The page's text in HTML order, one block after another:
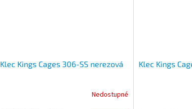
Klec Kings Cages 306-SS nerezová
Nedostupné
Klec Kings